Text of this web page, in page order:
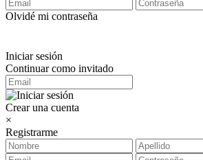
Olvidé mi contraseña
Iniciar sesión
Continuar como invitado
Crear una cuenta
×
Registrarme